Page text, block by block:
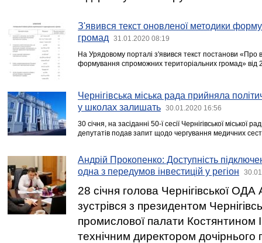
З'явився текст оновленої методики
громад
31.01.2020 08:19
На Урядовому порталі з'явився текст постанови «Про
формування спроможних територіальних громад» від
Чернігівська міська рада прийняла
у школах залишать
30.01.2020 16:56
30 січня, на засіданні 50-ї сесії Чернігівської міської
депутатів подав запит щодо чергування медичних
Андрій Прокопенко: Доступність
одна з передумов інвестицій у регіон
28 січня голова Чернігівської
зустрівся з президентом
промислової палати Костянтином
технічним директором